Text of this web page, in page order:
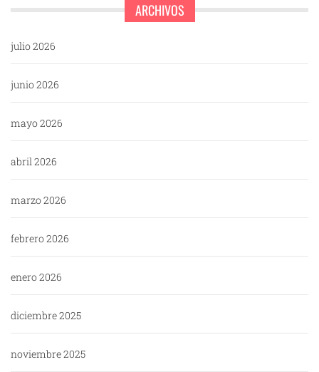
ARCHIVOS
julio 2026
junio 2026
mayo 2026
abril 2026
marzo 2026
febrero 2026
enero 2026
diciembre 2025
noviembre 2025